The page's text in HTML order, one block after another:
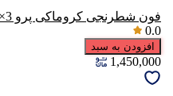
فون شطرنجی کروماکی پرو Backdrop Green PRO 2×3
0.0
افزودن به سبد
1,450,000